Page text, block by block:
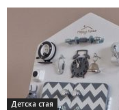
Детска стая